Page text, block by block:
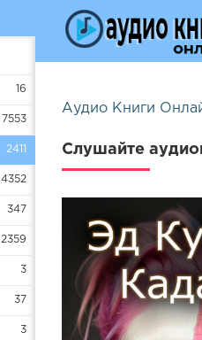
16
7553
2411
4352
347
2359
3
37
3
Аудио Книги
Слушайте